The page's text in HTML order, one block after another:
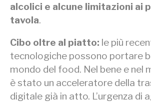
alcolici e alcune limitazioni ai
tavola.
Cibo oltre al piatto: le più
tecnologiche possono portare
mondo del food. Nel bene e nel
è stato un acceleratore della
digitale già in atto. L’urgenza di